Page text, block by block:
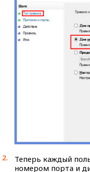
Теперь каждый
номером порта и